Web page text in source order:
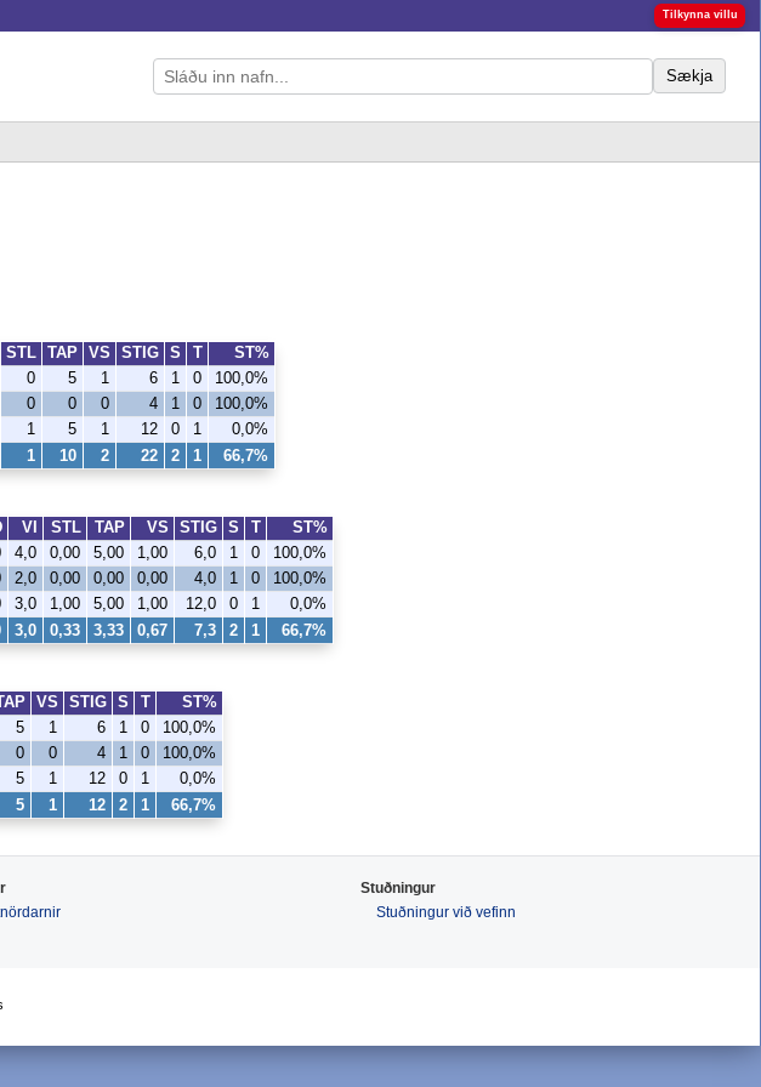
Tilkynna villu
Sækja
STL TAP VS STIG S T
ST%
0 5 1 6 1 0
100,0%
0 0 0 4 1 0
100,0%
1 5 1 12 0 1 0,0%
1 10 2 22 2 1 66,7%
VI STL TAP VS STIG S T
ST%
4,0 0,00 5,00 1,00 6,0 1 0
100,0%
2,0 0,00 0,00 0,00 4,0 1 0
100,0%
3,0 1,00 5,00 1,00 12,0 0 1 0,0%
3,0 0,33 3,33 0,67 7,3 2 1 66,7%
VS STIG S T
ST%
5 1 6 1 0
100,0%
0 0 4 1 0
100,0%
5 1 12 0 1 0,0%
5 1 12 2 1 66,7%
Stuðningur
Stuðningur við vefinn